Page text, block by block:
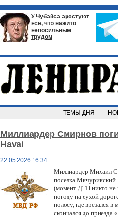
У Чубайса арестуют
все, что нажито
непосильным
трудом
ТЕМЫ ДНЯ
Миллиардер Смирнов
Havai
22.05.2026 16:34
Миллиардер Михаил
поселка
(момент ДТП никто не
погоду на сухой
полосу, где врезался
скончался до приезда